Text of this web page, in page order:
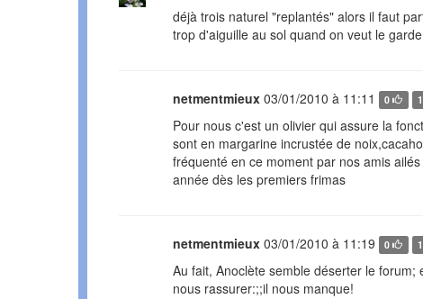
déjà trois naturel "replantés" alors il faut
trop d'aiguille au sol quand on veut le
netmentmieux 03/01/2010 à 11:11 0 1
Pour nous c'est un olivier qui assure la
sont en margarine incrustée de
fréquenté en ce moment par nos amis
année dès les premiers frimas
netmentmieux 03/01/2010 à 11:19 0 1
Au fait, Anoclète semble déserter le
nous rassurer:;;il nous manque!